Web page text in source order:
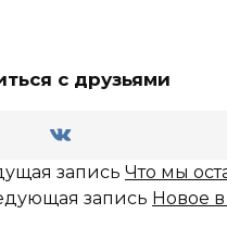
с друзьями
запись Что мы
запись Новое